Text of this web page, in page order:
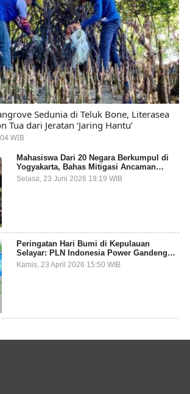
Sedunia di Teluk Bone, Literasea
Tua dari Jeratan ‘Jaring Hantu’
WIB
Mahasiswa Dari 20 Negara Berkumpul di
Yogyakarta, Bahas Mitigasi Ancaman
Kesehatan Global
Selasa, 23 Juni 2026 19:19 WIB
Peringatan Hari Bumi di Kepulauan
Selayar: PLN Indonesia Power Gandeng
Pemda dan Komunitas, Giatkan Restorasi
Mangrove
Kamis, 23 April 2026 15:50 WIB